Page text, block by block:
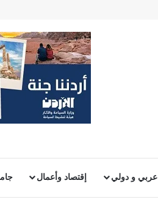
عربي و دولي إقتصاد وأعمال